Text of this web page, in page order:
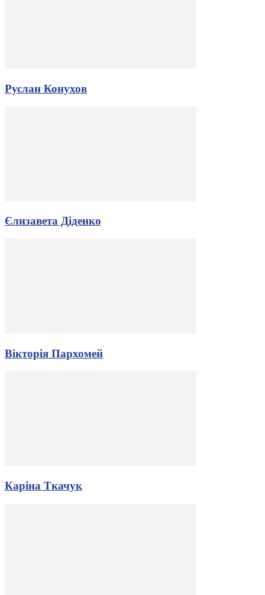
Руслан Конухов
Єлизавета Діденко
Вікторія Пархомей
Каріна Ткачук